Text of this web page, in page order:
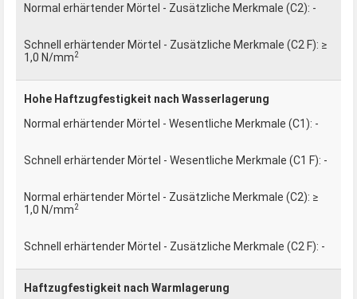
-
≥
1,0 N/mm2
Hohe Haftzugfestigkeit nach Wasserlagerung
-
-
≥
1,0 N/mm2
-
Haftzugfestigkeit nach Warmlagerung